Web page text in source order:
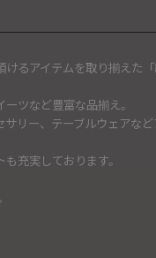
るアイテムを取り揃えた「
ツなど豊富な品揃え。
リー、テーブルウェアなど
充実しております。